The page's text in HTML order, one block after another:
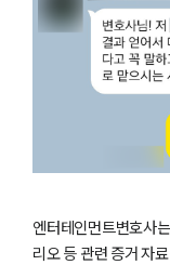
엔터테인먼트변호사
리오 등 관련 증거 자